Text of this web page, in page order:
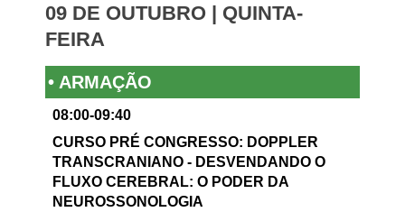
09 DE OUTUBRO | QUINTA-
FEIRA
• ARMAÇÃO
08:00-09:40
CURSO PRÉ CONGRESSO: DOPPLER
TRANSCRANIANO - DESVENDANDO O
FLUXO CEREBRAL: O PODER DA
NEUROSSONOLOGIA